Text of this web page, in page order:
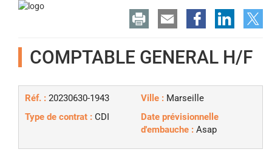
COMPTABLE GENERAL H/F
Réf. : 20230630-1943 Ville : Marseille
Type de contrat : CDI
Date prévisionnelle
d'embauche : Asap